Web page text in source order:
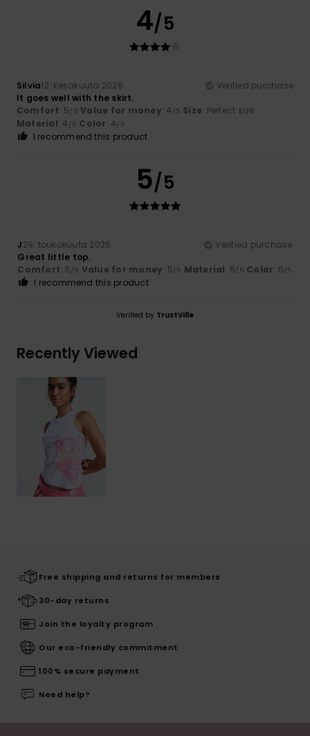
4/5
Silvia12. kesäkuuta 2026
Verified purchase
It goes well with the skirt.
Comfort: 5/5 Value for money: 4 /5 Size: Perfect size
Material: 4 /5 Color: 4/5
I recommend this product
5/5
J29. toukokuuta 2026
Verified purchase
Great little top.
Comfort: 5/5 Value for money: 5/5 Material: 5/5 Color: 5/5
I recommend this product
Verified by TrustVille
Recently Viewed
Free shipping and returns for members
30-day returns
Join the loyalty program
Our eco-friendly commitment
100% secure payment
Need help?